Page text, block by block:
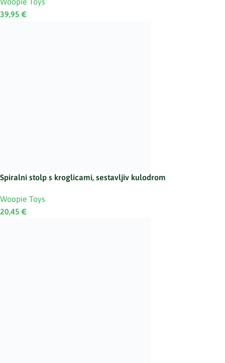
39,95 €
Spiralni stolp s kroglicami, sestavljiv kulodrom
Woopie Toys
20,45 €